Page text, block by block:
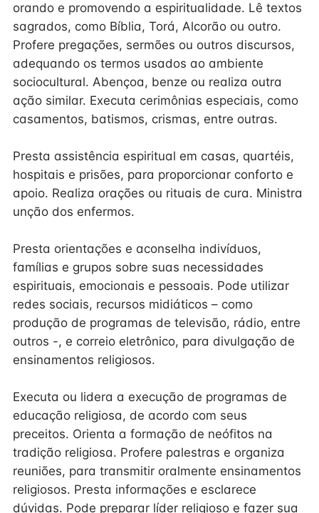
orando e promovendo a espiritualidade. Lê textos
sagrados, como Bíblia, Torá, Alcorão ou outro.
Profere pregações, sermões ou outros discursos,
adequando os termos usados ao ambiente
sociocultural. Abençoa, benze ou realiza outra
ação similar. Executa cerimônias especiais, como
casamentos, batismos, crismas, entre outras.
Presta assistência espiritual em casas, quartéis,
hospitais e prisões, para proporcionar conforto e
apoio. Realiza orações ou rituais de cura. Ministra
unção dos enfermos.
Presta orientações e aconselha indivíduos,
famílias e grupos sobre suas necessidades
espirituais, emocionais e pessoais. Pode utilizar
redes sociais, recursos midiáticos – como
produção de programas de televisão, rádio, entre
outros -, e correio eletrônico, para divulgação de
ensinamentos religiosos.
Executa ou lidera a execução de programas de
educação religiosa, de acordo com seus
preceitos. Orienta a formação de neófitos na
tradição religiosa. Profere palestras e organiza
reuniões, para transmitir oralmente ensinamentos
religiosos. Presta informações e esclarece
dúvidas. Pode preparar líder religioso e fazer sua